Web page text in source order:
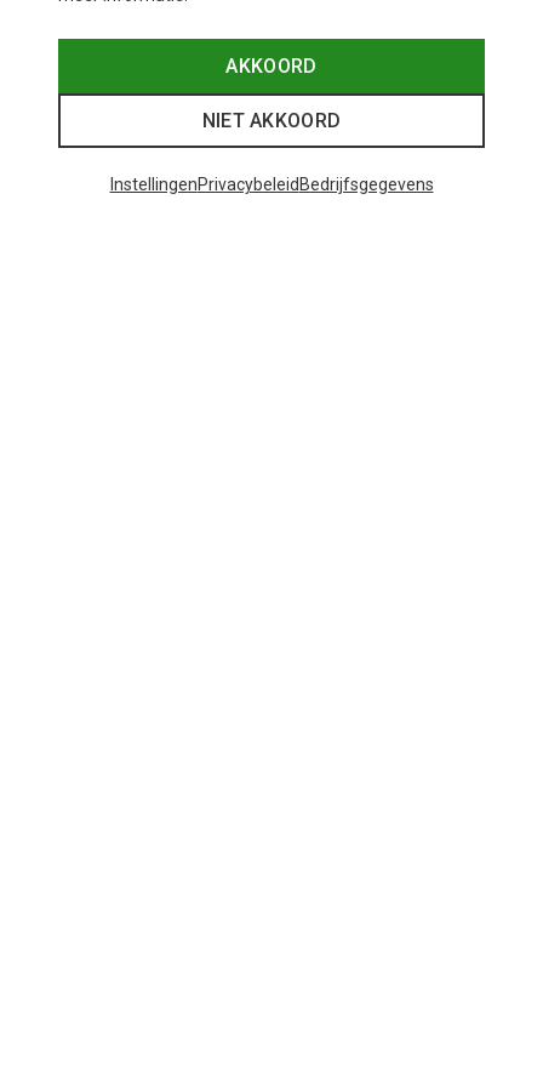
AKKOORD
NIET AKKOORD
InstellingenPrivacybeleid Bedrijfsgegevens